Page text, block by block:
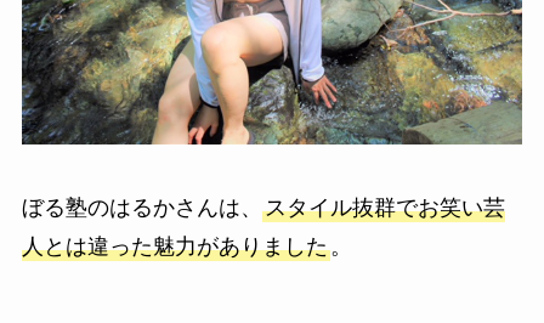
ぼる塾のはるかさんは、 スタイル抜群でお笑い芸
人とは違った魅力がありました。